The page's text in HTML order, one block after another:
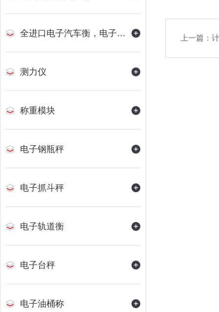
全进口电子汽车衡，电子地磅
测力仪
称重模块
电子钢瓶秤
电子抓斗秤
电子轨道衡
电子台秤
电子油桶称
上一篇：